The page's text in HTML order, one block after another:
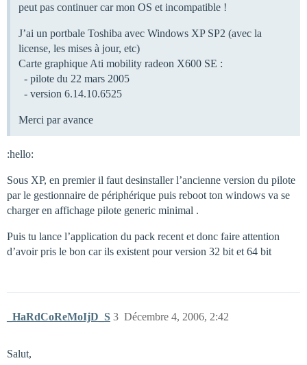
peut pas continuer car mon OS et incompatible !
J’ai un portbale Toshiba avec Windows XP SP2 (avec la
license, les mises à jour, etc)
Carte graphique Ati mobility radeon X600 SE :
- pilote du 22 mars 2005
- version 6.14.10.6525
Merci par avance
:hello:
Sous XP, en premier il faut desinstaller l’ancienne version du pilote
par le gestionnaire de périphérique puis reboot ton windows va se
charger en affichage pilote generic minimal .
Puis tu lance l’application du pack recent et donc faire attention
d’avoir pris le bon car ils existent pour version 32 bit et 64 bit
_HaRdCoReMoIjD_S Décembre 4, 2006, 2:42
3
Salut,